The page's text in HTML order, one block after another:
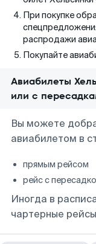
При покупке
распродажи
Покупайте
Авиабилеты
или с
Вы можете
авиабилетом в
прямым рейсом
рейс с
Иногда в
чартерные